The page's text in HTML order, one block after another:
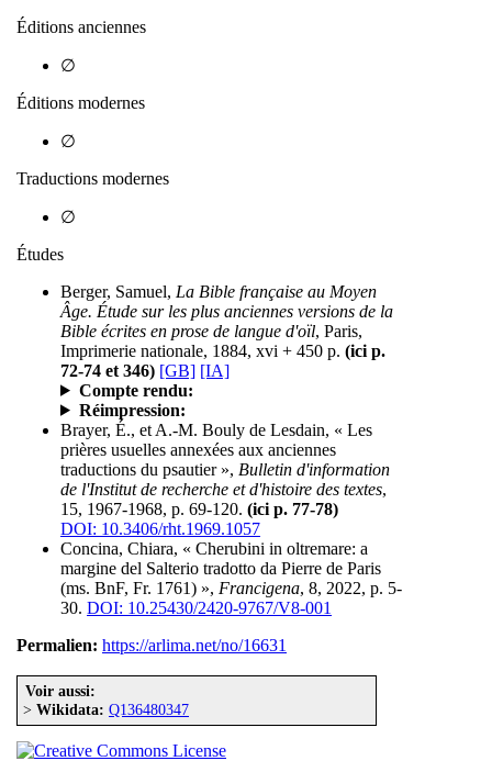
Éditions anciennes
∅
Éditions modernes
∅
Traductions modernes
∅
Études
Berger, Samuel, La Bible française au Moyen
Âge. Étude sur les plus anciennes versions de la
Bible écrites en prose de langue d'oïl, Paris,
Imprimerie nationale, 1884, xvi + 450 p. (ici p.
72-74 et 346) [GB] [IA]
Compte rendu:
Réimpression:
Brayer, É., et A.-M. Bouly de Lesdain, « Les
prières usuelles annexées aux anciennes
traductions du psautier », Bulletin d'information
de l'Institut de recherche et d'histoire des textes,
15, 1967-1968, p. 69-120. (ici p. 77-78)
DOI: 10.3406/rht.1969.1057
Concina, Chiara, « Cherubini in oltremare: a
margine del Salterio tradotto da Pierre de Paris
(ms. BnF, Fr. 1761) », Francigena, 8, 2022, p. 5-
30. DOI: 10.25430/2420-9767/V8-001
Permalien: https://arlima.net/no/16631
Voir aussi:
> Wikidata: Q136480347